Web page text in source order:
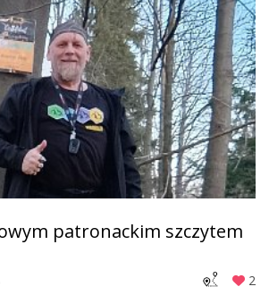
patronackim szczytem
2